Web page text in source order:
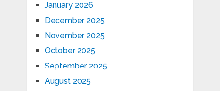
January 2026
December 2025
November 2025
October 2025
September 2025
August 2025